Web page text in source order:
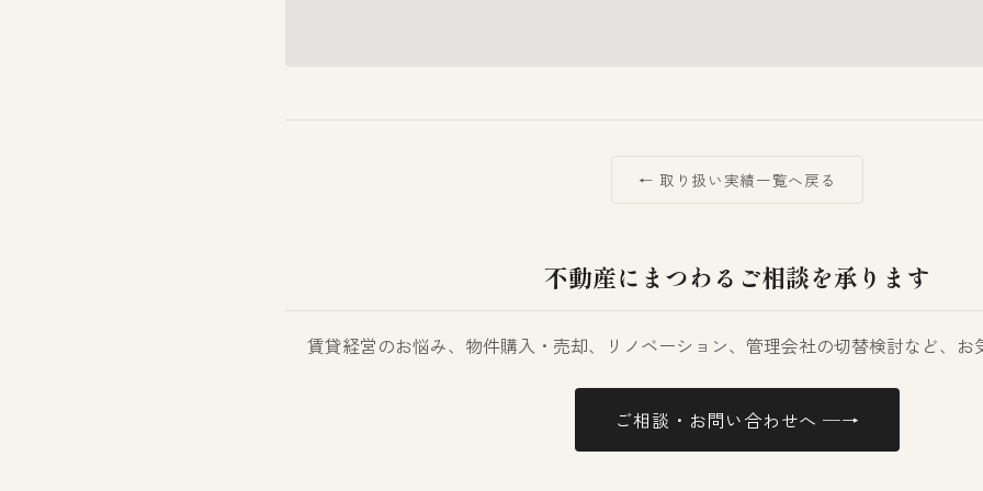
← 取り扱い実績一覧へ戻る
不動産にまつわるご相談を承ります
賃貸経営のお悩み、物件購入・売却、リノベーション、管理会社の切替検討など、お
ご相談・お問い合わせへ ─→